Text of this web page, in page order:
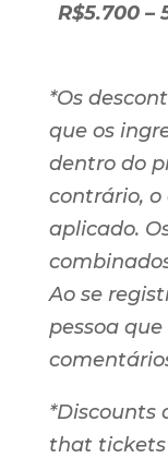
R$5.700 –
*Os
que os
dentro do
contrário, o
aplicado.
Ao se
pessoa
*Discounts
that tickets